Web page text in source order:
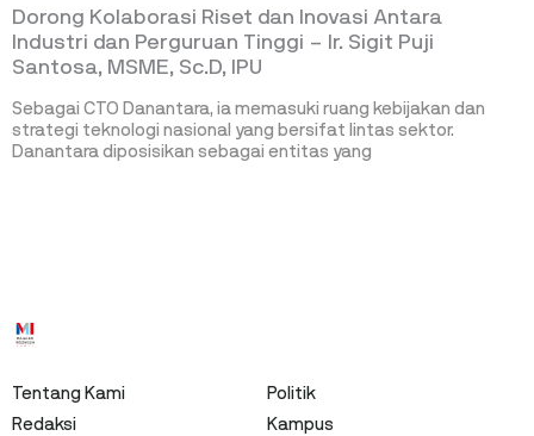
Dorong Kolaborasi Riset dan Inovasi Antara
Industri dan Perguruan Tinggi – Ir. Sigit Puji
Santosa, MSME, Sc.D, IPU
Sebagai CTO Danantara, ia memasuki ruang kebijakan dan
strategi teknologi nasional yang bersifat lintas sektor.
Danantara diposisikan sebagai entitas yang
Tentang Kami
Redaksi
Politik
Kampus